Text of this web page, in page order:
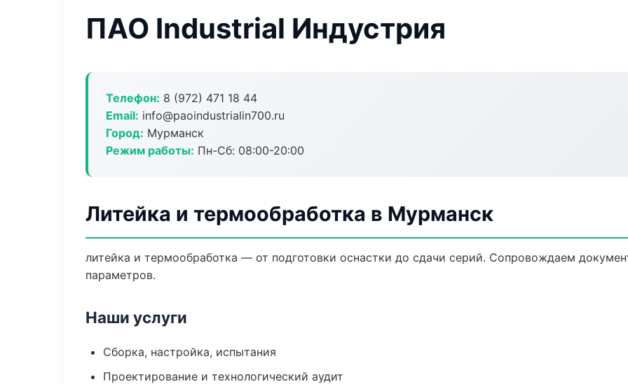
ПАО Industrial Индустрия
Телефон: 8 (972) 471 18 44
Email: info@paoindustrialin700.ru
Город: Мурманск
Режим работы: Пн-Сб: 08:00-20:00
Литейка и термообработка в Мурманск
литейка и термообработка — от подготовки оснастки до сдачи серий. Сопровождаем
параметров.
Наши услуги
Сборка, настройка, испытания
Проектирование и технологический аудит